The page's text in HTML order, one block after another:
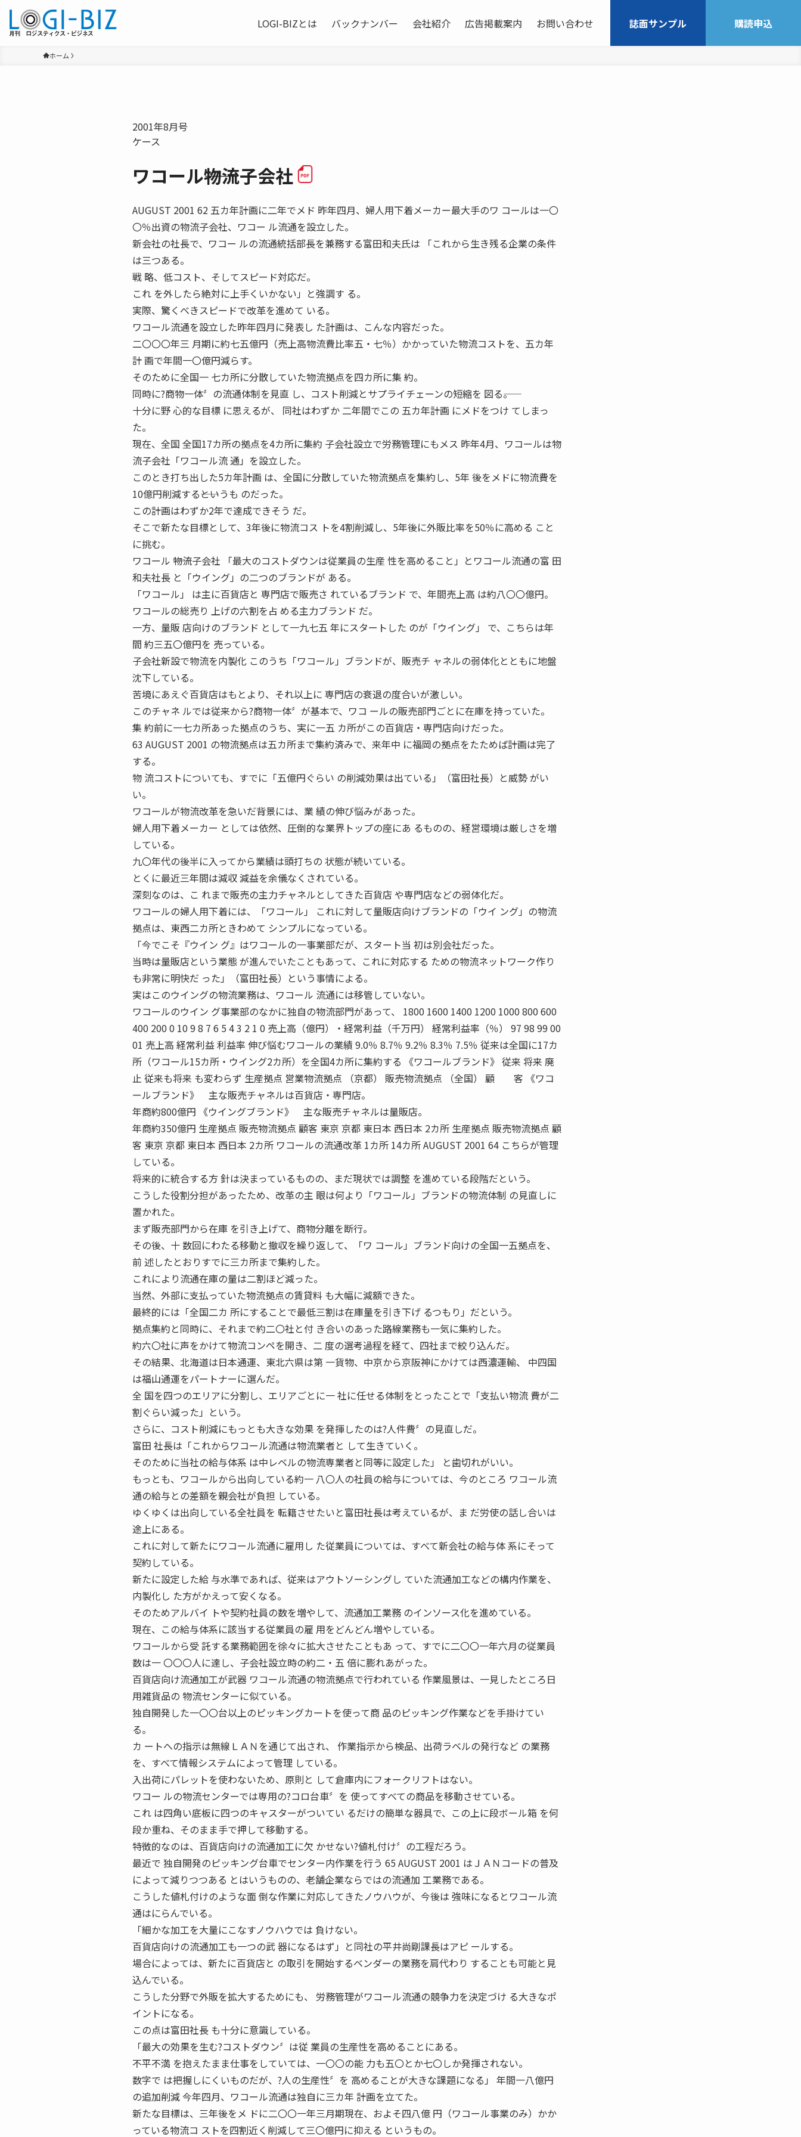
LOGI-BIZとは バックナンバー 会社紹介 広告掲載案内 お問い合わせ 誌面サンプル 購読申込
ホーム
2001年8月号
ケース
ワコール――物流子会社
AUGUST 2001 62 五カ年計画に二年でメド 昨年四月、婦人用下着メーカー最大手のワ コールは一〇
〇％出資の物流子会社、ワコー ル流通を設立した。
新会社の社長で、ワコー ルの流通統括部長を兼務する富田和夫氏は 「これから生き残る企業の条件
は三つある。
戦 略、低コスト、そしてスピード対応だ。
これ を外したら絶対に上手くいかない」と強調す る。
実際、驚くべきスピードで改革を進めて いる。
ワコール流通を設立した昨年四月に発表し た計画は、こんな内容だった。
二〇〇〇年三 月期に約七五億円（売上高物流費比率五・七％）かかっていた物流コストを、五カ年
計 画で年間一〇億円減らす。
そのために全国一 七カ所に分散していた物流拠点を四カ所に集 約。
同時に?商物一体〞の流通体制を見直 し、コスト削減とサプライチェーンの短縮を 図る――。
十分に野 心的な目標 に思えるが、 同社はわずか 二年間でこの 五カ年計画 にメドをつけ てしまっ
た。
現在、全国 全国17カ所の拠点を4カ所に集約 子会社設立で労務管理にもメス 昨年4月、ワコールは物
流子会社「ワコール流 通」を設立した。
このとき打ち出した5カ年計画 は、全国に分散していた物流拠点を集約し、5年 後をメドに物流費を
10億円削減する――というも のだった。
この計画はわずか2年で達成できそう だ。
そこで新たな目標として、3年後に物流コス トを4割削減し、5年後に外販比率を50％に高める こと
に挑む。
ワコール ――物流子会社 「最大のコストダウンは従業員の生産 性を高めること」とワコール流通の富 田
和夫社長 と「ウイング」の二つのブランドが ある。
「ワコール」 は主に百貨店と 専門店で販売さ れているブランド で、年間売上高 は約八〇〇億円。
ワコールの総売り 上げの六割を占 める主力ブランド だ。
一方、量販 店向けのブランド として一九七五 年にスタートした のが「ウイング」 で、こちらは年
間 約三五〇億円を 売っている。
子会社新設で物流を内製化 このうち「ワコール」ブランドが、販売チ ャネルの弱体化とともに地盤
沈下している。
苦境にあえぐ百貨店はもとより、それ以上に 専門店の衰退の度合いが激しい。
このチャネ ルでは従来から?商物一体〞が基本で、ワコ ールの販売部門ごとに在庫を持っていた。
集 約前に一七カ所あった拠点のうち、実に一五 カ所がこの百貨店・専門店向けだった。
63 AUGUST 2001 の物流拠点は五カ所まで集約済みで、来年中 に福岡の拠点をたためば計画は完了
する。
物 流コストについても、すでに「五億円ぐらい の削減効果は出ている」（富田社長）と威勢 がい
い。
ワコールが物流改革を急いだ背景には、業 績の伸び悩みがあった。
婦人用下着メーカー としては依然、圧倒的な業界トップの座にあ るものの、経営環境は厳しさを増
している。
九〇年代の後半に入ってから業績は頭打ちの 状態が続いている。
とくに最近三年間は減収 減益を余儀なくされている。
深刻なのは、こ れまで販売の主力チャネルとしてきた百貨店 や専門店などの弱体化だ。
ワコールの婦人用下着には、「ワコール」 これに対して量販店向けブランドの「ウイ ング」の物流
拠点は、東西二カ所ときわめて シンプルになっている。
「今でこそ『ウイン グ』はワコールの一事業部だが、スタート当 初は別会社だった。
当時は量販店という業態 が進んでいたこともあって、これに対応する ための物流ネットワーク作り
も非常に明快だ った」（富田社長）という事情による。
実はこのウイングの物流業務は、ワコール 流通には移管していない。
ワコールのウイン グ事業部のなかに独自の物流部門があって、 1800 1600 1400 1200 1000 800 600
400 200 0 10 9 8 7 6 5 4 3 2 1 0 売上高（億円）・経常利益（千万円） 経常利益率（％） 97 98 99 00
01 売上高 経常利益 利益率 伸び悩むワコールの業績 9.0％ 8.7％ 9.2％ 8.3％ 7.5％ 従来は全国に17カ
所（ワコール15カ所・ウイング2カ所）を全国4カ所に集約する 《ワコールブランド》 従来 将来 廃
止 従来も将来 も変わらず 生産拠点 営業物流拠点 （京都） 販売物流拠点 （全国） 顧 客 《ワコ
ールブランド》 主な販売チャネルは百貨店・専門店。
年商約800億円 《ウイングブランド》 主な販売チャネルは量販店。
年商約350億円 生産拠点 販売物流拠点 顧客 東京 京都 東日本 西日本 2カ所 生産拠点 販売物流拠点 顧
客 東京 京都 東日本 西日本 2カ所 ワコールの流通改革 1カ所 14カ所 AUGUST 2001 64 こちらが管理
している。
将来的に統合する方 針は決まっているものの、まだ現状では調整 を進めている段階だという。
こうした役割分担があったため、改革の主 眼は何より「ワコール」ブランドの物流体制 の見直しに
置かれた。
まず販売部門から在庫 を引き上げて、商物分離を断行。
その後、十 数回にわたる移動と撤収を繰り返して、「ワ コール」ブランド向けの全国一五拠点を、
前 述したとおりすでに三カ所まで集約した。
これにより流通在庫の量は二割ほど減った。
当然、外部に支払っていた物流拠点の賃貸料 も大幅に減額できた。
最終的には「全国二カ 所にすることで最低三割は在庫量を引き下げ るつもり」だという。
拠点集約と同時に、それまで約二〇社と付 き合いのあった路線業務も一気に集約した。
約六〇社に声をかけて物流コンペを開き、二 度の選考過程を経て、四社まで絞り込んだ。
その結果、北海道は日本通運、東北六県は第 一貨物、中京から京阪神にかけては西濃運輸、 中四国
は福山通運をパートナーに選んだ。
全 国を四つのエリアに分割し、エリアごとに一 社に任せる体制をとったことで「支払い物流 費が二
割ぐらい減った」という。
さらに、コスト削減にもっとも大きな効果 を発揮したのは?人件費〞の見直しだ。
富田 社長は「これからワコール流通は物流業者と して生きていく。
そのために当社の給与体系 は中レベルの物流専業者と同等に設定した」 と歯切れがいい。
もっとも、ワコールから出向している約一 八〇人の社員の給与については、今のところ ワコール流
通の給与との差額を親会社が負担 している。
ゆくゆくは出向している全社員を 転籍させたいと富田社長は考えているが、ま だ労使の話し合いは
途上にある。
これに対して新たにワコール流通に雇用し た従業員については、すべて新会社の給与体 系にそって
契約している。
新たに設定した給 与水準であれば、従来はアウトソーシングし ていた流通加工などの構内作業を、
内製化し た方がかえって安くなる。
そのためアルバイ トや契約社員の数を増やして、流通加工業務 のインソース化を進めている。
現在、この給与体系に該当する従業員の雇 用をどんどん増やしている。
ワコールから受 託する業務範囲を徐々に拡大させたこともあ って、すでに二〇〇一年六月の従業員
数は一 〇〇〇人に達し、子会社設立時の約二・五 倍に膨れあがった。
百貨店向け流通加工が武器 ワコール流通の物流拠点で行われている 作業風景は、一見したところ日
用雑貨品の 物流センターに似ている。
独自開発した一〇〇台以上のピッキングカートを使って商 品のピッキング作業などを手掛けてい
る。
カ ートへの指示は無線ＬＡＮを通じて出され、 作業指示から検品、出荷ラベルの発行など の業務
を、すべて情報システムによって管理 している。
入出荷にパレットを使わないため、原則と して倉庫内にフォークリフトはない。
ワコー ルの物流センターでは専用の?コロ台車〞を 使ってすべての商品を移動させている。
これ は四角い底板に四つのキャスターがついてい るだけの簡単な器具で、この上に段ボール箱 を何
段か重ね、そのまま手で押して移動する。
特徴的なのは、百貨店向けの流通加工に欠 かせない?値札付け〞の工程だろう。
最近で 独自開発のピッキング台車でセンター内作業を行う 65 AUGUST 2001 はＪＡＮコードの普及
によって減りつつある とはいうものの、老舗企業ならではの流通加 工業務である。
こうした値札付けのような面 倒な作業に対応してきたノウハウが、今後は 強味になるとワコール流
通はにらんでいる。
「細かな加工を大量にこなすノウハウでは 負けない。
百貨店向けの流通加工も一つの武 器になるはず」と同社の平井尚剛課長はアピ ールする。
場合によっては、新たに百貨店と の取引を開始するベンダーの業務を肩代わり することも可能と見
込んでいる。
こうした分野で外販を拡大するためにも、 労務管理がワコール流通の競争力を決定づけ る大きなポ
イントになる。
この点は富田社長 も十分に意識している。
「最大の効果を生む?コストダウン〞は従 業員の生産性を高めることにある。
不平不満 を抱えたまま仕事をしていては、一〇〇の能 力も五〇とか七〇しか発揮されない。
数字で は把握しにくいものだが、?人の生産性〞を 高めることが大きな課題になる」 年間一八億円
の追加削減 今年四月、ワコール流通は独自に三カ年 計画を立てた。
新たな目標は、三年後をメ ドに二〇〇一年三月期現在、およそ四八億 円（ワコール事業のみ）かか
っている物流コ ストを四割近く削減して三〇億円に抑える というもの。